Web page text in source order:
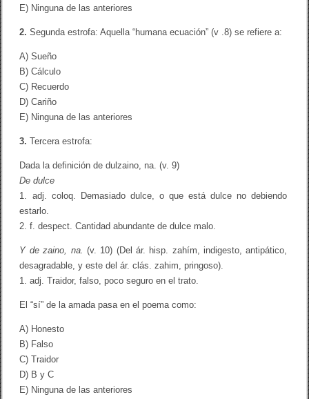
E) Ninguna de las anteriores
2. Segunda estrofa: Aquella “humana ecuación” (v .8) se refiere a:
A) Sueño
B) Cálculo
C) Recuerdo
D) Cariño
E) Ninguna de las anteriores
3. Tercera estrofa:
Dada la definición de dulzaino, na. (v. 9)
De dulce
1. adj. coloq. Demasiado dulce, o que está dulce no debiendo
estarlo.
2. f. despect. Cantidad abundante de dulce malo.
Y de zaino, na. (v. 10) (Del ár. hisp. zahím, indigesto, antipático,
desagradable, y este del ár. clás. zahim, pringoso).
1. adj. Traidor, falso, poco seguro en el trato.
El “sí” de la amada pasa en el poema como:
A) Honesto
B) Falso
C) Traidor
D) B y C
E) Ninguna de las anteriores